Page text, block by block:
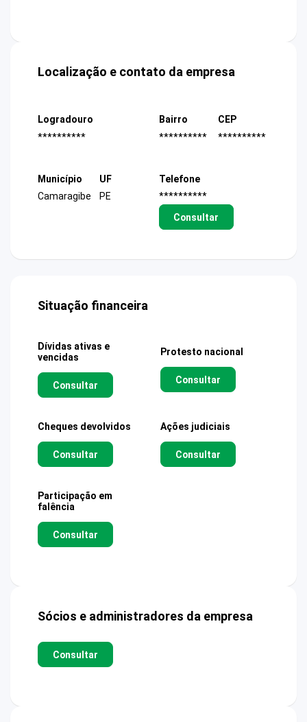
Localização e contato da empresa
Logradouro
**********
Bairro
**********
CEP
**********
Município
Camaragibe
UF
PE
Telefone
**********
Consultar
Situação financeira
Dívidas ativas e
vencidas
Consultar
Protesto nacional
Consultar
Cheques devolvidos
Consultar
Ações judiciais
Consultar
Participação em
falência
Consultar
Sócios e administradores da empresa
Consultar